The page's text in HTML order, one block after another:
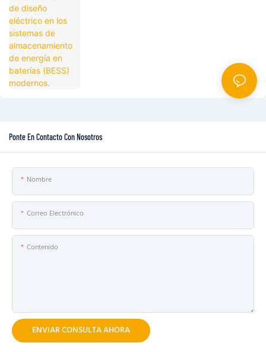
Ponte En Contacto Con Nosotros
Nombre
Correo Electrónico
Contenido
ENVIAR CONSULTA AHORA